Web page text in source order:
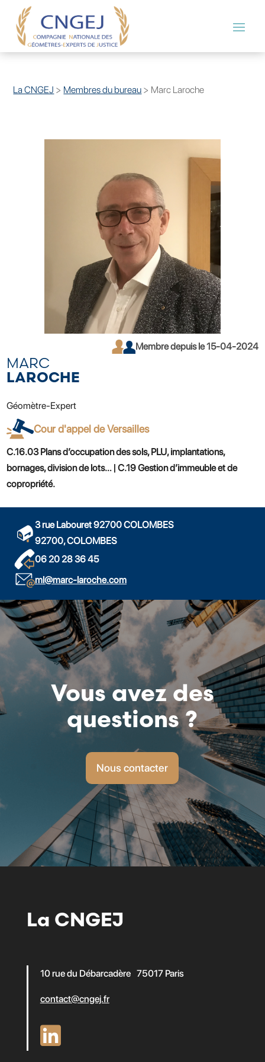
La CNGEJ > Membres du bureau > Marc Laroche
Membre depuis le 15-04-2024
MARC
LAROCHE
Géomètre-Expert
Cour d'appel de Versailles
C.16.03 Plans d’occupation des sols, PLU, implantations,
bornages, division de lots… | C.19 Gestion d’immeuble et de
copropriété.
3 rue Labouret 92700 COLOMBES
92700, COLOMBES
06 20 28 36 45
ml@marc-laroche.com
Vous avez des
questions ?
Nous contacter
La CNGEJ
10 rue du Débarcadère 75017 Paris
contact@cngej.fr